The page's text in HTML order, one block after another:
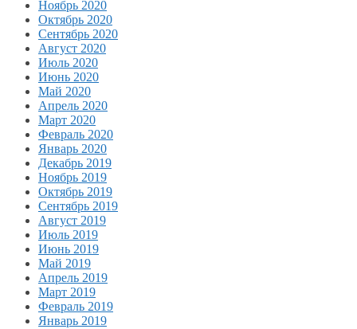
Ноябрь 2020
Октябрь 2020
Сентябрь 2020
Август 2020
Июль 2020
Июнь 2020
Май 2020
Апрель 2020
Март 2020
Февраль 2020
Январь 2020
Декабрь 2019
Ноябрь 2019
Октябрь 2019
Сентябрь 2019
Август 2019
Июль 2019
Июнь 2019
Май 2019
Апрель 2019
Март 2019
Февраль 2019
Январь 2019